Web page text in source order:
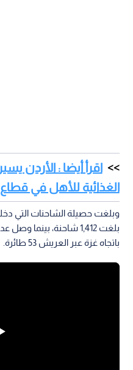
الغذائية للأهل في
وبلغت حصيلة الشاحنات التي
بلغت 1,412 شاحنة،
باتجاه غزة عبر العريش 53 طائرة.